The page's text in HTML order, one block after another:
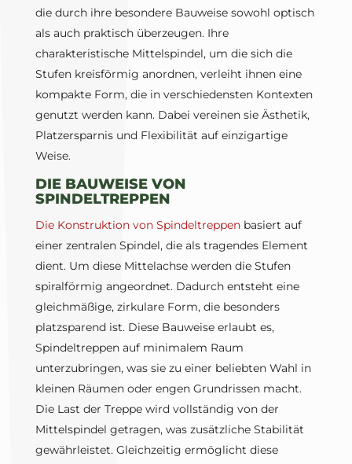
die durch ihre besondere Bauweise sowohl optisch
als auch praktisch überzeugen. Ihre
charakteristische Mittelspindel, um die sich die
Stufen kreisförmig anordnen, verleiht ihnen eine
kompakte Form, die in verschiedensten Kontexten
genutzt werden kann. Dabei vereinen sie Ästhetik,
Platzersparnis und Flexibilität auf einzigartige
Weise.
DIE BAUWEISE VON
SPINDELTREPPEN
Die Konstruktion von Spindeltreppenbasiert auf
einer zentralen Spindel, die als tragendes Element
dient. Um diese Mittelachse werden die Stufen
spiralförmig angeordnet. Dadurch entsteht eine
gleichmäßige, zirkulare Form, die besonders
platzsparend ist. Diese Bauweise erlaubt es,
Spindeltreppen auf minimalem Raum
unterzubringen, was sie zu einer beliebten Wahl in
kleinen Räumen oder engen Grundrissen macht.
Die Last der Treppe wird vollständig von der
Mittelspindel getragen, was zusätzliche Stabilität
gewährleistet. Gleichzeitig ermöglicht diese